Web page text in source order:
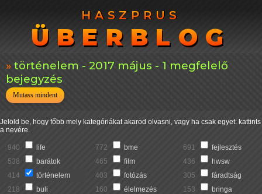
HASZPRUS
ÜBERBLOG
HASZPRUS
ÜBERBLOG
történelem - 2017 május - 1 megfelelő
bejegyzés
Mutass mindent
Jelöld be, hogy főbb mely kategóriákat akarod olvasni, vagy ha csak egyet: kattints
a nevére.
940 life 772 bme 691
fejlesztés
538
barátok 465 film 436
hwsw
414
történelem 403 fotózás 305
fáradtság
218
buli 160 élelmezés 153
bringa